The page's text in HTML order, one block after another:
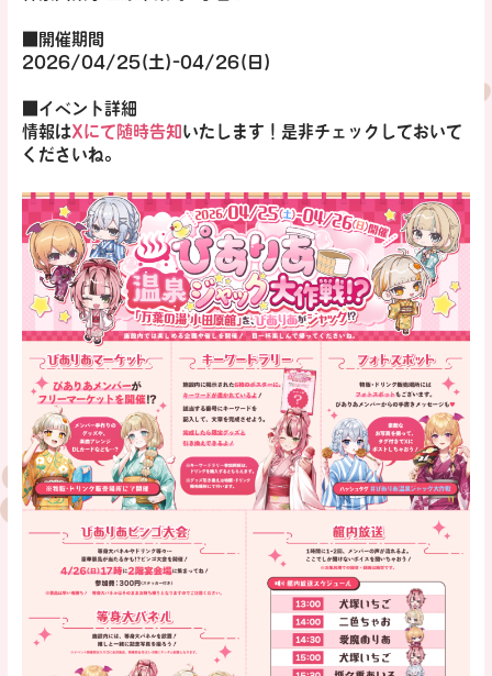
■開催期間
2026/04/25(土)-04/26(日)
■イベント詳細
情報はXにて随時告知いたします！是非チェックしておいて
くださいね。